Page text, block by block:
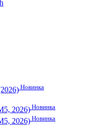
Новинка
2026)Новинка
2026)Новинка